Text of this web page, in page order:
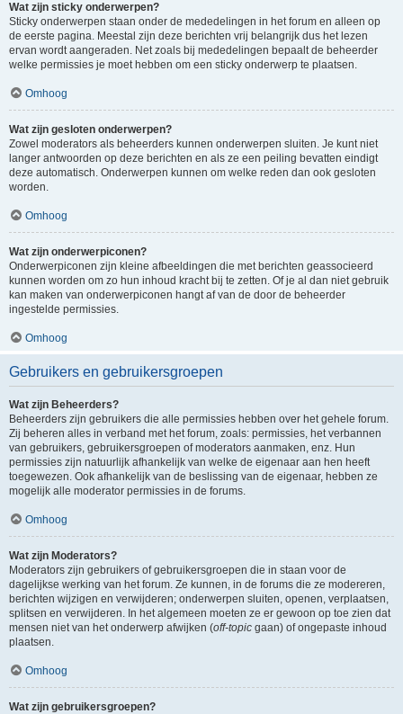
Wat zijn sticky onderwerpen?
Sticky onderwerpen staan onder de mededelingen in het forum en alleen op
de eerste pagina. Meestal zijn deze berichten vrij belangrijk dus het lezen
ervan wordt aangeraden. Net zoals bij mededelingen bepaalt de beheerder
welke permissies je moet hebben om een sticky onderwerp te plaatsen.
Omhoog
Wat zijn gesloten onderwerpen?
Zowel moderators als beheerders kunnen onderwerpen sluiten. Je kunt niet
langer antwoorden op deze berichten en als ze een peiling bevatten eindigt
deze automatisch. Onderwerpen kunnen om welke reden dan ook gesloten
worden.
Omhoog
Wat zijn onderwerpiconen?
Onderwerpiconen zijn kleine afbeeldingen die met berichten geassocieerd
kunnen worden om zo hun inhoud kracht bij te zetten. Of je al dan niet gebruik
kan maken van onderwerpiconen hangt af van de door de beheerder
ingestelde permissies.
Omhoog
Gebruikers en gebruikersgroepen
Wat zijn Beheerders?
Beheerders zijn gebruikers die alle permissies hebben over het gehele forum.
Zij beheren alles in verband met het forum, zoals: permissies, het verbannen
van gebruikers, gebruikersgroepen of moderators aanmaken, enz. Hun
permissies zijn natuurlijk afhankelijk van welke de eigenaar aan hen heeft
toegewezen. Ook afhankelijk van de beslissing van de eigenaar, hebben ze
mogelijk alle moderator permissies in de forums.
Omhoog
Wat zijn Moderators?
Moderators zijn gebruikers of gebruikersgroepen die in staan voor de
dagelijkse werking van het forum. Ze kunnen, in de forums die ze modereren,
berichten wijzigen en verwijderen; onderwerpen sluiten, openen, verplaatsen,
splitsen en verwijderen. In het algemeen moeten ze er gewoon op toe zien dat
mensen niet van het onderwerp afwijken (off-topic gaan) of ongepaste inhoud
plaatsen.
Omhoog
Wat zijn gebruikersgroepen?